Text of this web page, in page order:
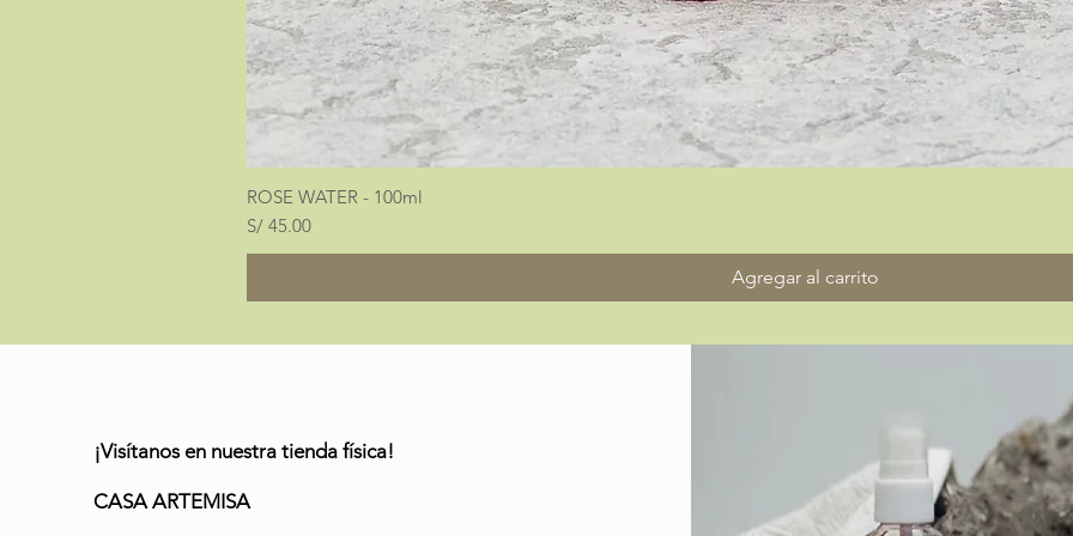
ROSE WATER - 100ml
Precio
S/ 45.00
Agregar al carrito
¡Visítanos en nuestra tienda física!
CASA ARTEMISA